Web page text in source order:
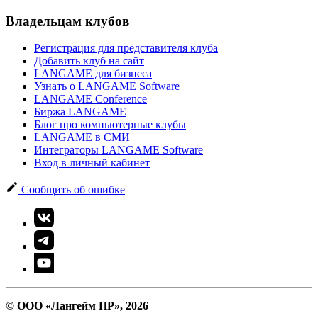
Владельцам клубов
Регистрация для представителя клуба
Добавить клуб на сайт
LANGAME для бизнеса
Узнать о LANGAME Software
LANGAME Conference
Биржа LANGAME
Блог про компьютерные клубы
LANGAME в СМИ
Интеграторы LANGAME Software
Вход в личный кабинет
Сообщить об ошибке
© ООО «Лангейм ПР», 2026